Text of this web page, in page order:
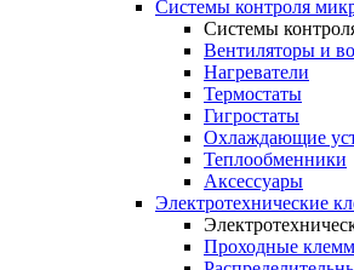
Системы контроля
Системы
Вентиляторы и
Нагреватели
Термостаты
Гигростаты
Охлаждающие
Теплообменники
Аксессуары
Электротехнические
Проходные